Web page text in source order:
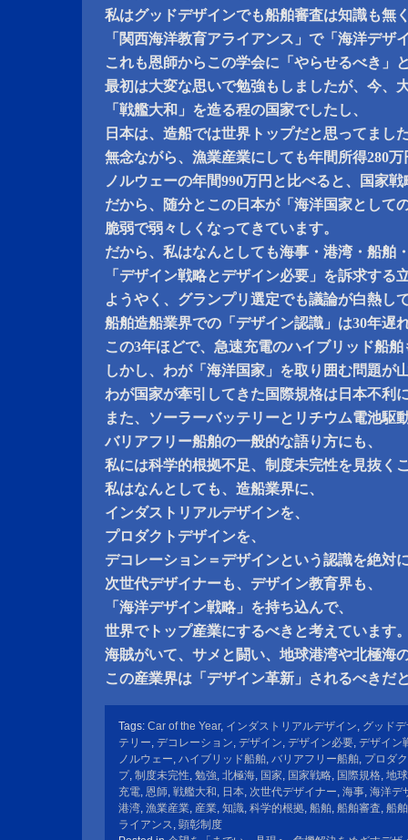
私はグッドデザインでも船舶審査は知識も無
「関西海洋教育アライアンス」で「海洋デザ
これも恩師からこの学会に「やらせるべき」
最初は大変な思いで勉強もしましたが、今、
「戦艦大和」を造る程の国家でしたし、
日本は、造船では世界トップだと思ってまし
無念ながら、漁業産業にしても年間所得280
ノルウェーの年間990万円と比べると、国家
だから、随分とこの日本が「海洋国家として
脆弱で弱々しくなってきています。
だから、私はなんとしても海事・港湾・船舶
「デザイン戦略とデザイン必要」を訴求する
ようやく、グランプリ選定でも議論が白熱し
船舶造船業界での「デザイン認識」は30年遅
この3年ほどで、急速充電のハイブリッド船
しかし、わが「海洋国家」を取り囲む問題が
わが国家が牽引してきた国際規格は日本不利
また、ソーラーバッテリーとリチウム電池駆
バリアフリー船舶の一般的な語り方にも、
私には科学的根拠不足、制度未完性を見抜く
私はなんとしても、造船業界に、
インダストリアルデザインを、
プロダクトデザインを、
デコレーション＝デザインという認識を絶対
次世代デザイナーも、デザイン教育界も、
「海洋デザイン戦略」を持ち込んで、
世界でトップ産業にするべきと考えています
海賊がいて、サメと闘い、地球港湾や北極海
この産業界は「デザイン革新」されるべきだ
Tags: Car of the Year, インダストリアルデザイン, グッド
テリー, デコレーション, デザイン, デザイン必要, デザイン
ノルウェー, ハイブリッド船舶, バリアフリー船舶, プロダ
プ, 制度未完性, 勉強, 北極海, 国家, 国家戦略, 国際規格, 地
充電, 恩師, 戦艦大和, 日本, 次世代デザイナー, 海事, 海洋デ
港湾, 漁業産業, 産業, 知識, 科学的根拠, 船舶, 船舶審査, 船
ライアンス, 顕彰制度